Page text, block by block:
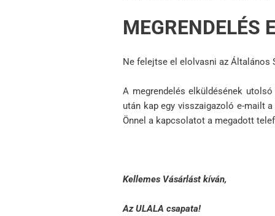
MEGRENDELÉS
Ne felejtse el elolvasni az Általános
A megrendelés elküldésének
után kap egy visszaigazoló e-mailt
Önnel a kapcsolatot a megadott
Kellemes Vásárlást kíván,
Az ULALA csapata!